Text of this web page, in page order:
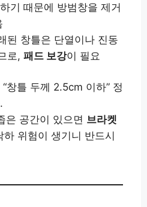
기 때문에 방범창을 제거
된 창틀은 단열이나 진동
로, 패드 보강이 필요
창틀 두께 2.5cm 이하” 정
은 공간이 있으면 브라켓
하 위험이 생기니 반드시